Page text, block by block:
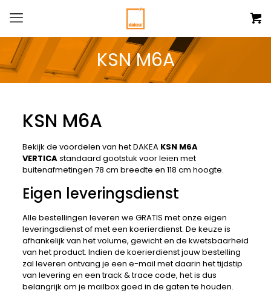
KSN M6A
KSN M6A
Bekijk de voordelen van het DAKEA KSN M6A
VERTICAstandaard gootstuk voor leien met
buitenafmetingen 78 cm breedte en 118 cm hoogte.
Eigen leveringsdienst
Alle bestellingen leveren we GRATIS met onze eigen
leveringsdienst of met een koerierdienst. De keuze is
afhankelijk van het volume, gewicht en de kwetsbaarheid
van het product. Indien de koerierdienst jouw bestelling
zal leveren ontvang je een e-mail met daarin het tijdstip
van levering en een track & trace code, het is dus
belangrijk om je mailbox goed in de gaten te houden.